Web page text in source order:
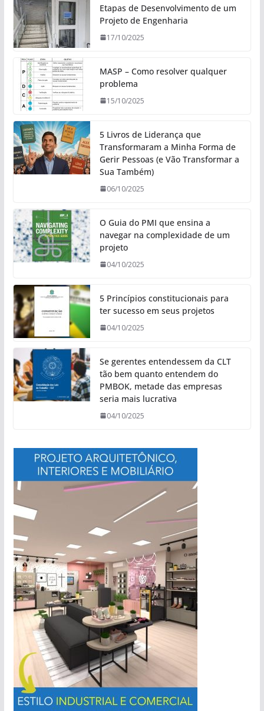
Etapas de Desenvolvimento de um
Projeto de Engenharia
17/10/2025
MASP – Como resolver qualquer
problema
15/10/2025
5 Livros de Liderança que
Transformaram a Minha Forma de
Gerir Pessoas (e Vão Transformar a
Sua Também)
06/10/2025
O Guia do PMI que ensina a
navegar na complexidade de um
projeto
04/10/2025
5 Princípios constitucionais para
ter sucesso em seus projetos
04/10/2025
Se gerentes entendessem da CLT
tão bem quanto entendem do
PMBOK, metade das empresas
seria mais lucrativa
04/10/2025